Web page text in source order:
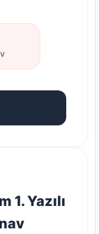
1. Yazılı